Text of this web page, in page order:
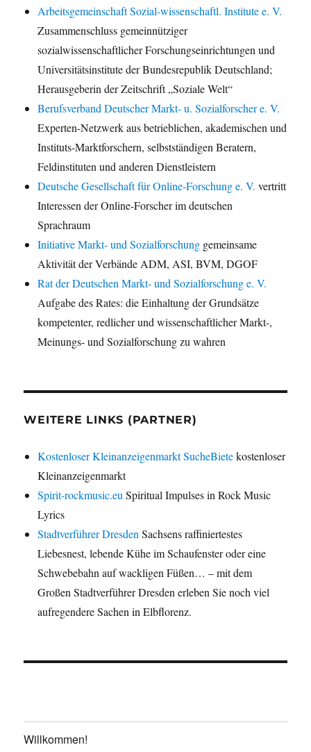
Arbeitsgemeinschaft Sozial-wissenschaftl. Institute e. V.
Zusammenschluss gemeinnütziger
sozialwissenschaftlicher Forschungseinrichtungen und
Universitätsinstitute der Bundesrepublik Deutschland;
Herausgeberin der Zeitschrift „Soziale Welt“
Berufsverband Deutscher Markt- u. Sozialforscher e. V.
Experten-Netzwerk aus betrieblichen, akademischen und
Instituts-Marktforschern, selbstständigen Beratern,
Feldinstituten und anderen Dienstleistern
Deutsche Gesellschaft für Online-Forschung e. V. vertritt
Interessen der Online-Forscher im deutschen
Sprachraum
Initiative Markt- und Sozialforschung gemeinsame
Aktivität der Verbände ADM, ASI, BVM, DGOF
Rat der Deutschen Markt- und Sozialforschung e. V.
Aufgabe des Rates: die Einhaltung der Grundsätze
kompetenter, redlicher und wissenschaftlicher Markt-,
Meinungs- und Sozialforschung zu wahren
WEITERE LINKS (PARTNER)
Kostenloser Kleinanzeigenmarkt SucheBietekostenloser
Kleinanzeigenmarkt
Spirit-rockmusic.eu Spiritual Impulses in Rock Music
Lyrics
Stadtverführer Dresden Sachsens raffiniertestes
Liebesnest, lebende Kühe im Schaufenster oder eine
Schwebebahn auf wackligen Füßen… – mit dem
Großen Stadtverführer Dresden erleben Sie noch viel
aufregendere Sachen in Elbflorenz.
Willkommen!